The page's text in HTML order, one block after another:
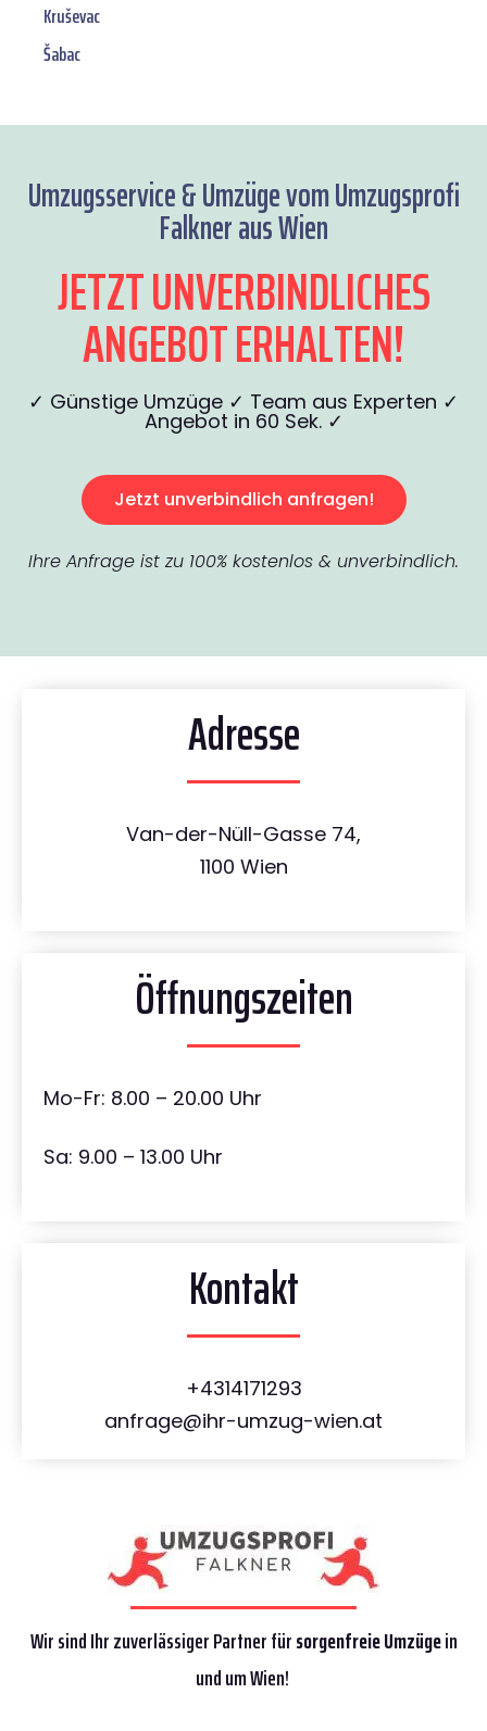
Kruševac
Šabac
Umzugsservice & Umzüge vom Umzugsprofi
Falkner aus Wien
JETZT UNVERBINDLICHES
ANGEBOT ERHALTEN!
✓ Günstige Umzüge ✓ Team aus Experten ✓
Angebot in 60 Sek. ✓
Jetzt unverbindlich anfragen!
Ihre Anfrage ist zu 100% kostenlos & unverbindlich.
Adresse
Van-der-Nüll-Gasse 74,
1100 Wien
Öffnungszeiten
Mo-Fr: 8.00 – 20.00 Uhr
Sa: 9.00 – 13.00 Uhr
Kontakt
+4314171293
anfrage@ihr-umzug-wien.at
Wir sind Ihr zuverlässiger Partner fürsorgenfreie Umzügein
und um Wien!